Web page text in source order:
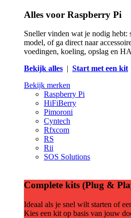
Alles voor Raspberry Pi
Sneller vinden wat je nodig hebt:
model, of ga direct naar
voedingen, koeling, opslag en
Bekijk alles | Start met een kit
Bekijk merken
Raspberry Pi
HiFiBerry
Pimoroni
Cyntech
Rfxcom
RS
Rii
SOS Solutions
Complete kits (Plug &
Ideaal als je snel wilt starten of
Kies een kit op basis van jouw